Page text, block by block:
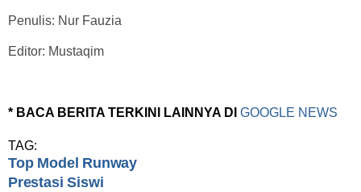
Penulis: Nur Fauzia
Editor: Mustaqim
* BACA BERITA TERKINI LAINNYA DI GOOGLE NEWS
TAG:
Top Model Runway
Prestasi Siswi